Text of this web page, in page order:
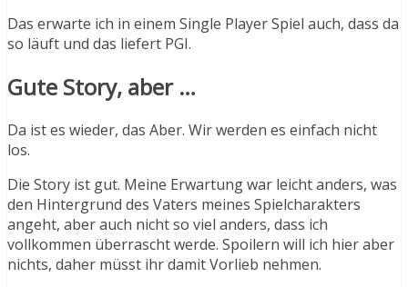
Das erwarte ich in einem Single Player Spiel auch, dass da
so läuft und das liefert PGI.
Gute Story, aber …
Da ist es wieder, das Aber. Wir werden es einfach nicht
los.
Die Story ist gut. Meine Erwartung war leicht anders, was
den Hintergrund des Vaters meines Spielcharakters
angeht, aber auch nicht so viel anders, dass ich
vollkommen überrascht werde. Spoilern will ich hier aber
nichts, daher müsst ihr damit Vorlieb nehmen.